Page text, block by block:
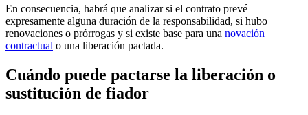
En consecuencia, habrá que analizar si el contrato prevé
expresamente alguna duración de la responsabilidad, si hubo
renovaciones o prórrogas y si existe base para una novación
contractual o una liberación pactada.
Cuándo puede pactarse la liberación o
sustitución de fiador